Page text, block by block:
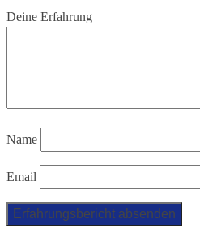
Deine Erfahrung
Name
Email